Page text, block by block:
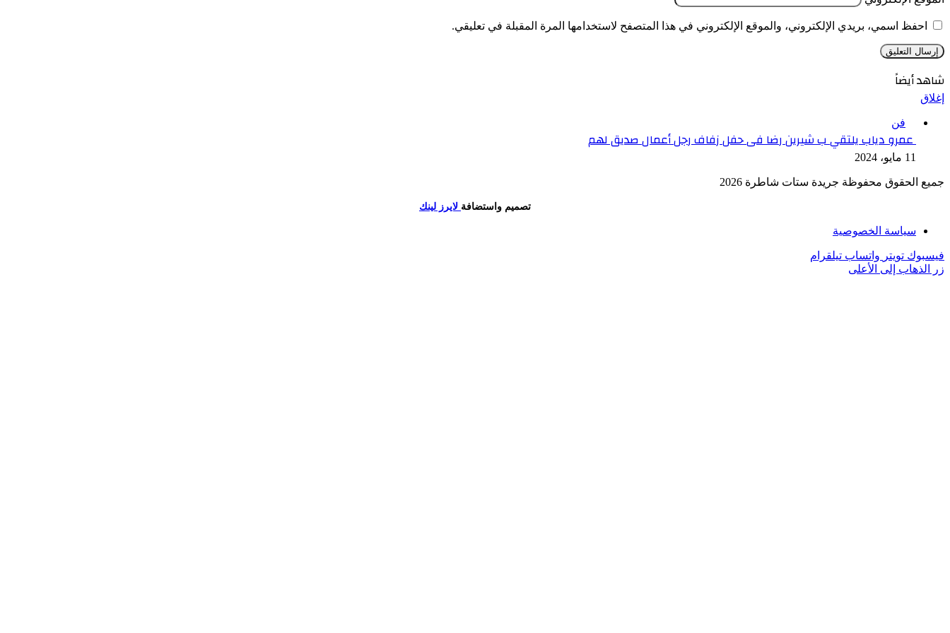
احفظ اسمي، بريدي الإلكتروني، والموقع الإلكتروني في هذا المتصفح لاستخدامها المرة المقبلة في تعليقي.
شاهد أيضاً
إغلاق
فن
عمرو دياب يلتقي ب شيرين رضا فى حفل زفاف رجل أعمال صديق لهم
11 مايو، 2024
جميع الحقوق محفوظة جريدة ستات شاطرة 2026
تصميم واستضافة لايرز لينك
سياسة الخصوصية
فيسبوك تويتر واتساب تيلقرام
زر الذهاب إلى الأعلى